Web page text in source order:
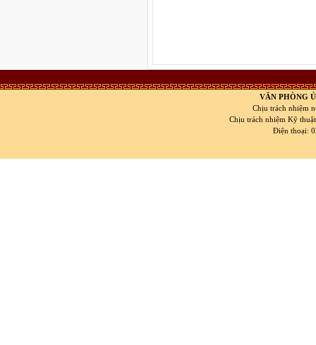
VĂN PHÒNG
Chịu trách nhiệm
Chịu trách nhiệm Kỹ
Điện thoại: